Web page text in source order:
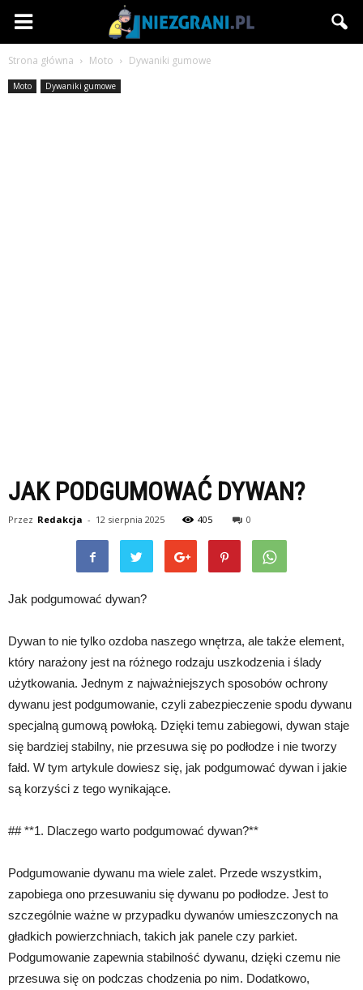
Niezgrani.pl
Strona główna Moto Dywaniki gumowe
Moto Dywaniki gumowe
JAK PODGUMOWAĆ DYWAN?
Przez Redakcja - 12 sierpnia 2025 405 0
Jak podgumować dywan?
Dywan to nie tylko ozdoba naszego wnętrza, ale także element,
który narażony jest na różnego rodzaju uszkodzenia i ślady
użytkowania. Jednym z najważniejszych sposobów ochrony
dywanu jest podgumowanie, czyli zabezpieczenie spodu dywanu
specjalną gumową powłoką. Dzięki temu zabiegowi, dywan staje
się bardziej stabilny, nie przesuwa się po podłodze i nie tworzy
fałd. W tym artykule dowiesz się, jak podgumować dywan i jakie
są korzyści z tego wynikające.
## **1. Dlaczego warto podgumować dywan?**
Podgumowanie dywanu ma wiele zalet. Przede wszystkim,
zapobiega ono przesuwaniu się dywanu po podłodze. Jest to
szczególnie ważne w przypadku dywanów umieszczonych na
gładkich powierzchniach, takich jak panele czy parkiet.
Podgumowanie zapewnia stabilność dywanu, dzięki czemu nie
przesuwa się on podczas chodzenia po nim. Dodatkowo,